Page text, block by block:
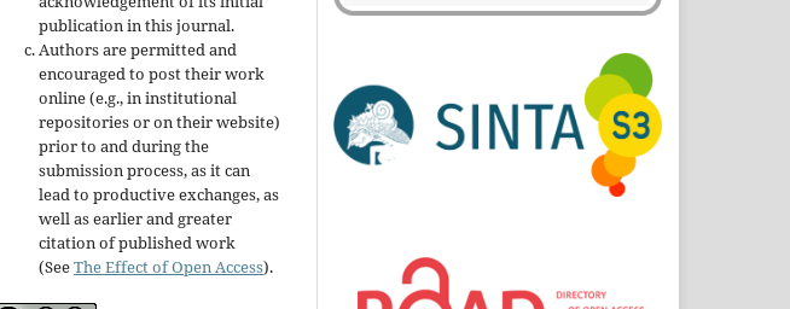
publication in this journal.
Authors are permitted and
encouraged to post their work
online (e.g., in institutional
repositories or on their website)
prior to and during the
submission process, as it can
lead to productive exchanges, as
well as earlier and greater
citation of published work
(SeeThe Effect of Open Access).